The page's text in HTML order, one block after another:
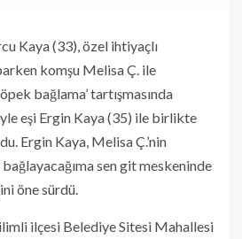
Kaya (33), özel ihtiyaçlı
komşu Melisa Ç. ile
bağlama’ tartışmasında
eşi Ergin Kaya (35) ile birlikte
Ergin Kaya, Melisa Ç.’nin
sen git meskeninde
öne sürdü.
ilçesi Belediye Sitesi Mahallesi